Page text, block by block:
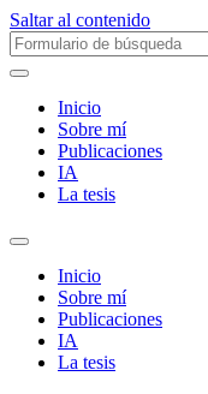
Saltar al contenido
Buscar:
Inicio
Sobre mí­
Publicaciones
IA
La tesis
Alternar
campo
búsqueda
Inicio
Sobre mí­
Publicaciones
IA
La tesis